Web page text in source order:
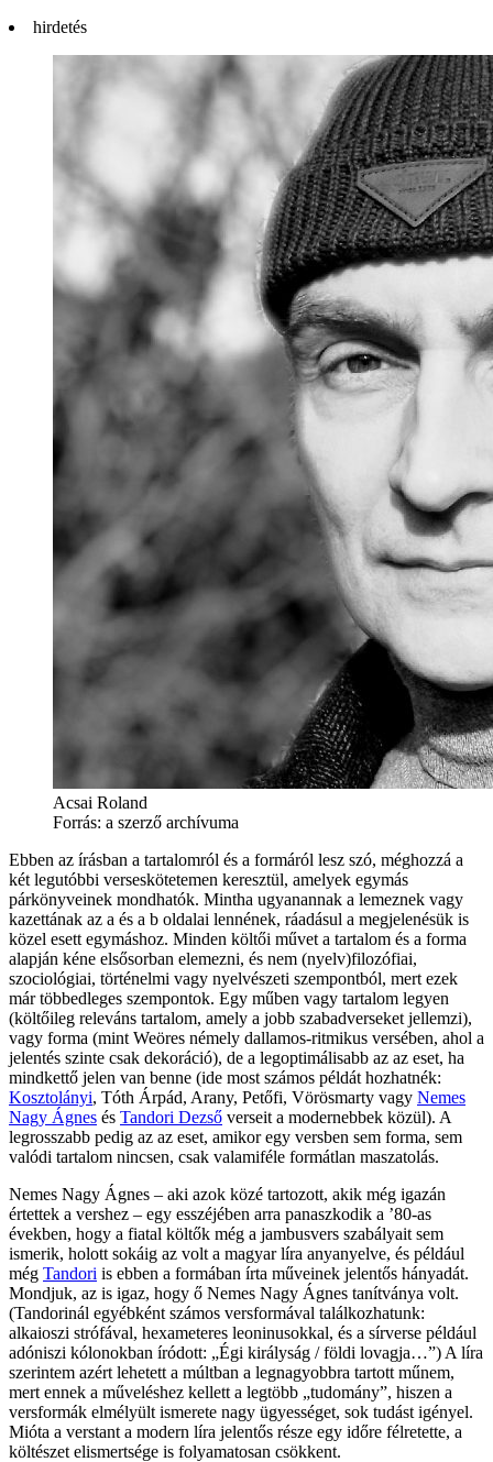
hirdetés
Acsai Roland
Forrás: a szerző archívuma
Ebben az írásban a tartalomról és a formáról lesz szó, méghozzá a
két legutóbbi verseskötetemen keresztül, amelyek egymás
párkönyveinek mondhatók. Mintha ugyanannak a lemeznek vagy
kazettának az a és a b oldalai lennének, ráadásul a megjelenésük is
közel esett egymáshoz. Minden költői művet a tartalom és a forma
alapján kéne elsősorban elemezni, és nem (nyelv)filozófiai,
szociológiai, történelmi vagy nyelvészeti szempontból, mert ezek
már többedleges szempontok. Egy műben vagy tartalom legyen
(költőileg releváns tartalom, amely a jobb szabadverseket jellemzi),
vagy forma (mint Weöres némely dallamos-ritmikus versében, ahol a
jelentés szinte csak dekoráció), de a legoptimálisabb az az eset, ha
mindkettő jelen van benne (ide most számos példát hozhatnék:
Kosztolányi, Tóth Árpád, Arany, Petőfi, Vörösmarty vagy Nemes
Nagy Ágnes és Tandori Dezső verseit a modernebbek közül). A
legrosszabb pedig az az eset, amikor egy versben sem forma, sem
valódi tartalom nincsen, csak valamiféle formátlan maszatolás.
Nemes Nagy Ágnes ‒ aki azok közé tartozott, akik még igazán
értettek a vershez ‒ egy esszéjében arra panaszkodik a ’80-as
években, hogy a fiatal költők még a jambusvers szabályait sem
ismerik, holott sokáig az volt a magyar líra anyanyelve, és például
még Tandori is ebben a formában írta műveinek jelentős hányadát.
Mondjuk, az is igaz, hogy ő Nemes Nagy Ágnes tanítványa volt.
(Tandorinál egyébként számos versformával találkozhatunk:
alkaioszi strófával, hexameteres leoninusokkal, és a sírverse például
adóniszi kólonokban íródott: „Égi királyság / földi lovagja…”) A líra
szerintem azért lehetett a múltban a legnagyobbra tartott műnem,
mert ennek a műveléshez kellett a legtöbb „tudomány”, hiszen a
versformák elmélyült ismerete nagy ügyességet, sok tudást igényel.
Mióta a verstant a modern líra jelentős része egy időre félretette, a
költészet elismertsége is folyamatosan csökkent.